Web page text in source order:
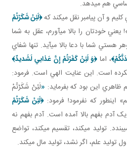
هم مي دهد.
و آن پيامبر نقل مي کند که﴿لَئِنْ شَكَرْتُمْ
يعني خودتان را بالا مي آورم، عقل به شما
هستي شما با دعا بالا مي آيد. تنها شفاي
، اما﴿وَ لَئِنْ كَفَرْتُمْ إِنَّ عَذابي‏ لَشَديدٌ﴾
است. اين عنايت الهي است. فرمود:
ظاهري اين بود که بفرمايد: «لَئِنْ شَكَرْتُمْ
اين طور که نفرمود! فرمود:﴿لَئِنْ شَكَرْتُمْ
يک آدم بفهم بالا آمده است. آدم بفهم نه
توليد مي کند، تقسيم مي کند، تواضع
توليد علم، اگر نشد، توليد مال مي کند.